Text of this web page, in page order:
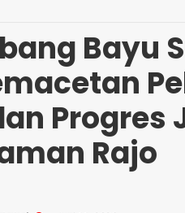
Bayu
Progres
Rajo